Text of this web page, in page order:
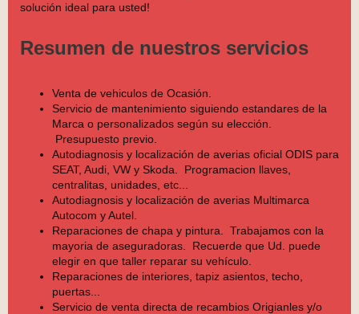
solución ideal para usted!
Resumen de nuestros servicios
Venta de vehiculos de Ocasión.
Servicio de mantenimiento siguiendo estandares de la
Marca o personalizados según su elección.
Presupuesto previo.
Autodiagnosis y localización de averias oficial ODIS para
SEAT, Audi, VW y Skoda. Programacion llaves,
centralitas, unidades, etc...
Autodiagnosis y localización de averias Multimarca
Autocom y Autel.
Reparaciones de chapa y pintura. Trabajamos con la
mayoria de aseguradoras. Recuerde que Ud. puede
elegir en que taller reparar su vehículo.
Reparaciones de interiores, tapiz asientos, techo,
puertas...
Servicio de venta directa de recambios Origianles y/o